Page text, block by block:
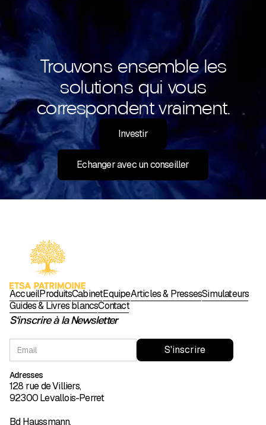
Trouvons ensemble les
solutions qui vous
correspondent vraiment.
Investir
Echanger avec un conseiller
AccueilProduitsCabinetÉquipeArticles & PressesSimulateurs
Guides & Livres blancsContact
S'inscrire à la Newsletter
Adresses
128 rue de Villiers,
92300 Levallois-Perret
Bd Haussmann,